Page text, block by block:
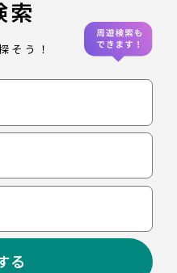
索
そう！
る